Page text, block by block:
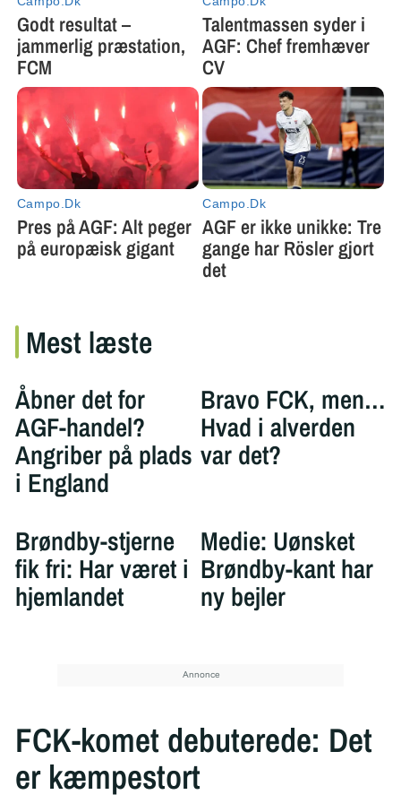
Mest læste
Åbner det for
AGF-handel?
Angriber på plads
i England
Bravo FCK, men…
Hvad i alverden
var det?
Brøndby-stjerne
fik fri: Har været i
hjemlandet
Medie: Uønsket
Brøndby-kant har
ny bejler
FCK-komet debuterede: Det
er kæmpestort